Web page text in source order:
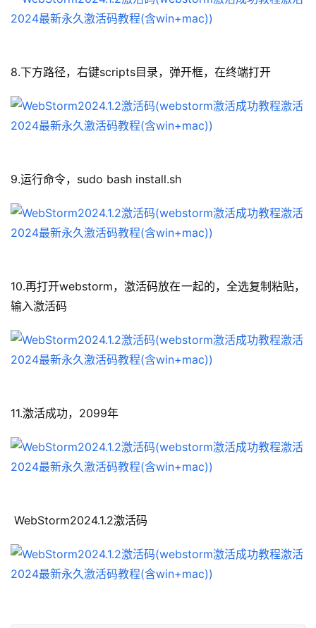
8.下方路径，右键scripts目录，弹开框，在终端打开
9.运行命令，sudo bash install.sh
10.再打开webstorm，激活码放在一起的，全选复制粘贴，
输入激活码
11.激活成功，2099年
WebStorm2024.1.2激活码